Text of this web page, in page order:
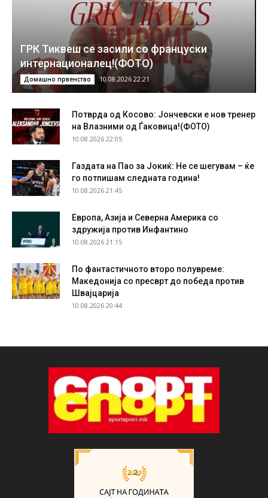
ГРК Тиквеш се засили со француски
интернационалец!(ФОТО)
Домашно првенство 10.08.2026 22:21
Потврда од Косово: Јончевски е нов тренер
на Влазними од Ѓаковица!(ФОТО)
10.08.2026 22:05
Газдата на Пао за Јокиќ: Не се шегувам – ќе
го потпишам следната година!
10.08.2026 21:45
Европа, Азија и Северна Америка со
здружија против Инфантино
10.08.2026 21:15
По фантастичното второ полувреме:
Македонија со пресврт до победа против
Швајцарија
10.08.2026 20:44